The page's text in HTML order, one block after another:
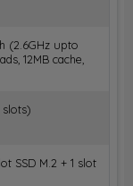
(2.6GHz upto
12MB cache,
slots)
SSD M.2 + 1 slot